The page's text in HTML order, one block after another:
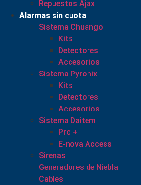
Repuestos Ajax
Alarmas sin cuota
Sistema Chuango
Kits
Detectores
Accesorios
Sistema Pyronix
Kits
Detectores
Accesorios
Sistema Daitem
Pro +
E-nova Access
Sirenas
Generadores de Niebla
Cables